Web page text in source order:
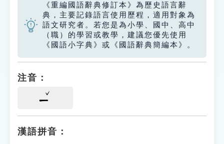
《重編國語辭典修訂本》為歷史語言辭
典，主要記錄語言使用歷程，適用對象為
語文研究者。若您是為小學、國中、高中
（職）的學習或教學，建議您優先使用
《國語小字典》或《國語辭典簡編本》。
注音：
ㄧ
漢語拼音：